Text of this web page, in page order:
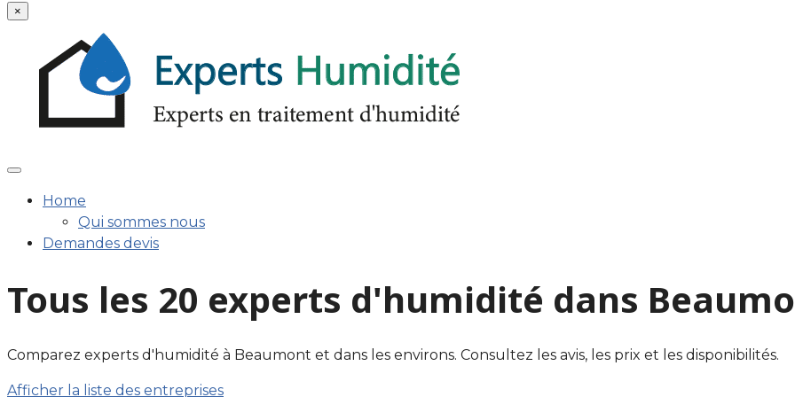
×
Home
Qui sommes nous
Demandes devis
Tous les 20 experts d'humidité dans
Comparez experts d'humidité à Beaumont et dans les environs. Consultez les avis, les prix et les disponibilités.
Afficher la liste des entreprises